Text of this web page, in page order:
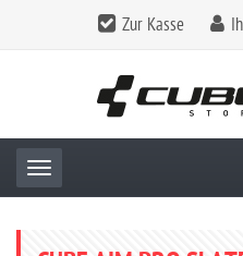
Zur Kasse
Toggle navigation